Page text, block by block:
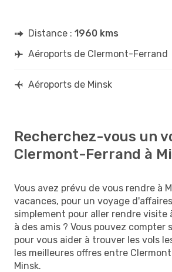
Distance : 1960 kms
Aéroports de Clermont-Ferrand
Aéroports de Minsk
Recherchez-vous un
Clermont-Ferrand à
Vous avez prévu de vous rendre à
vacances, pour un voyage
simplement pour aller rendre visite
à des amis ? Vous pouvez compter
pour vous aider à trouver les vols
les meilleures offres entre
Minsk.